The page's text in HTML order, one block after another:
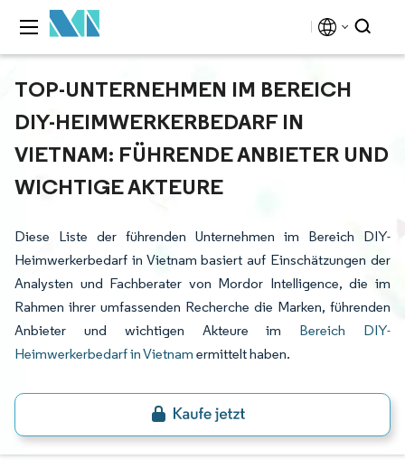
TOP-UNTERNEHMEN IM BEREICH
DIY-HEIMWERKERBEDARF IN
VIETNAM: FÜHRENDE ANBIETER UND
WICHTIGE AKTEURE
Diese Liste der führenden Unternehmen im Bereich DIY-
Heimwerkerbedarf in Vietnam basiert auf Einschätzungen der
Analysten und Fachberater von Mordor Intelligence, die im
Rahmen ihrer umfassenden Recherche die Marken, führenden
Anbieter und wichtigen Akteure im Bereich DIY-
Heimwerkerbedarf in Vietnam ermittelt haben.